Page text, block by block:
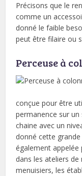
Précisons que le
comme un
donné le faible
peut être filaire ou
Perceuse à
conçue pour être
permanence sur
chaine avec un
donné cette
également appelée
dans les ateliers de
menuisiers, les